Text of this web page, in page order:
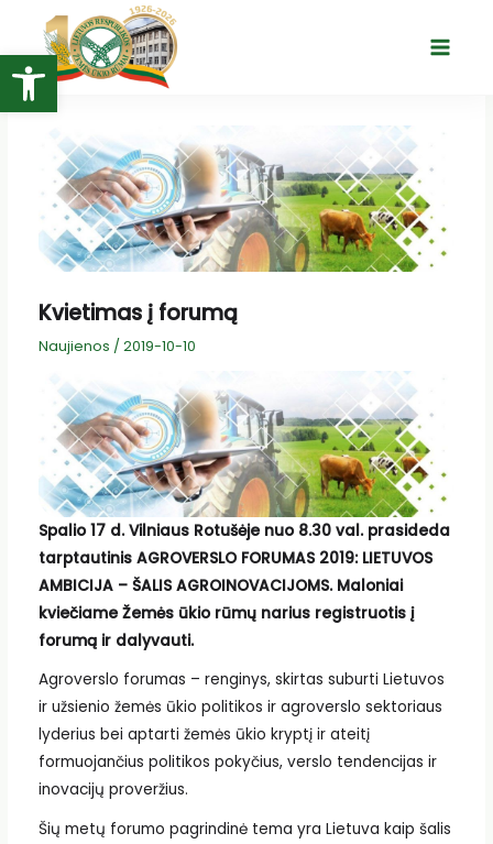
Open toolbar
turinio
Main
Kvietimas į forumą
Naujienos / 2019-10-10
Spalio 17 d. Vilniaus Rotušėje nuo 8.30 val. prasideda
tarptautinis AGROVERSLO FORUMAS 2019: LIETUVOS
AMBICIJA – ŠALIS AGROINOVACIJOMS. Maloniai
kviečiame Žemės ūkio rūmų narius registruotis į
forumą ir dalyvauti.
Agroverslo forumas – renginys, skirtas suburti Lietuvos
ir užsienio žemės ūkio politikos ir agroverslo sektoriaus
lyderius bei aptarti žemės ūkio kryptį ir ateitį
formuojančius politikos pokyčius, verslo tendencijas ir
inovacijų proveržius.
Šių metų forumo pagrindinė tema yra Lietuva kaip šalis